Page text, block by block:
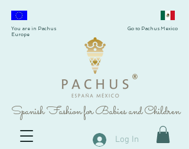
®
Spanish Fashion for Babies and Children
You are in Pachus
Europe
Go to Pachus Mexico
Log In